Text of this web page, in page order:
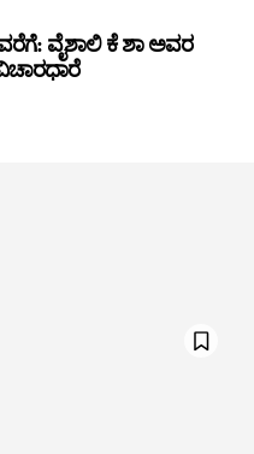
ವೈಶಾಲಿ ಕೆ ಶಾ ಅವರ